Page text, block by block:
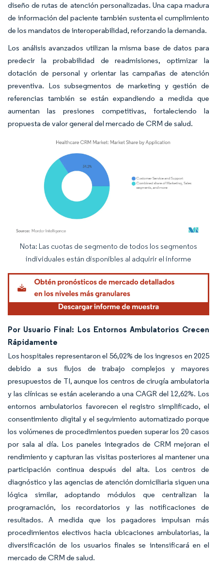
diseño de rutas de atención personalizadas. Una capa madura
de información del paciente también sustenta el cumplimiento
de los mandatos de interoperabilidad, reforzando la demanda.
Los análisis avanzados utilizan la misma base de datos para
predecir la probabilidad de readmisiones, optimizar la
dotación de personal y orientar las campañas de atención
preventiva. Los subsegmentos de marketing y gestión de
referencias también se están expandiendo a medida que
aumentan las presiones competitivas, fortaleciendo la
propuesta de valor general del mercado de CRM de salud.
Imagen © Mordor Intelligence. El uso requiere atribución según CC BY 4.0.
Nota: Las cuotas de segmento de todos los segmentos
individuales están disponibles al adquirir el informe
Por Usuario Final: Los Entornos Ambulatorios Crecen
Rápidamente
Los hospitales representaron el 56,02% de los ingresos en 2025
debido a sus flujos de trabajo complejos y mayores
presupuestos de TI, aunque los centros de cirugía ambulatoria
y las clínicas se están acelerando a una CAGR del 12,62%. Los
entornos ambulatorios favorecen el registro simplificado, el
consentimiento digital y el seguimiento automatizado porque
los volúmenes de procedimientos pueden superar los 20 casos
por sala al día. Los paneles integrados de CRM mejoran el
rendimiento y capturan las visitas posteriores al mantener una
participación continua después del alta. Los centros de
diagnóstico y las agencias de atención domiciliaria siguen una
lógica similar, adoptando módulos que centralizan la
programación, los recordatorios y las notificaciones de
resultados. A medida que los pagadores impulsan más
procedimientos electivos hacia ubicaciones ambulatorias, la
diversificación de los usuarios finales se intensificará en el
mercado de CRM de salud.